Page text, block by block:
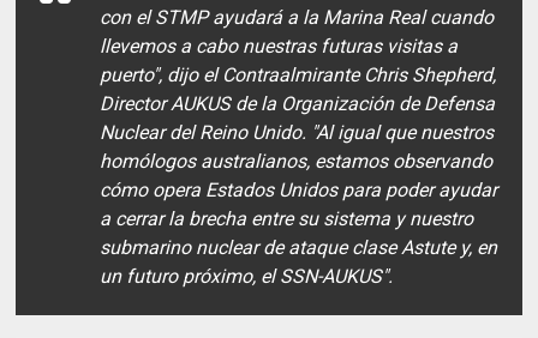
con el STMP ayudará a la Marina Real cuando
llevemos a cabo nuestras futuras visitas a
puerto", dijo el Contraalmirante Chris Shepherd,
Director AUKUS de la Organización de Defensa
Nuclear del Reino Unido. "Al igual que nuestros
homólogos australianos, estamos observando
cómo opera Estados Unidos para poder ayudar
a cerrar la brecha entre su sistema y nuestro
submarino nuclear de ataque clase Astute y, en
un futuro próximo, el SSN-AUKUS".